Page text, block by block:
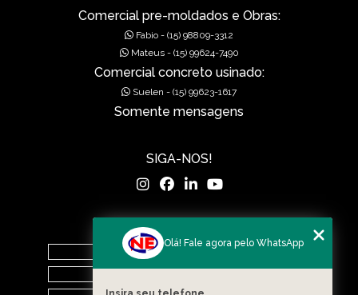
MUROS DE ALA PRÉ-MOLDADOS
MUROS EM CONCRETO
MUROS PRÉ FABRICADOS
PISOS DE CONCRETO
POÇOS DE VISITA PRÉ-MOLDADO
Comercial pre-moldados e Obras:
Fabio - (15) 98809-3312
Mateus - (15) 99624-7490
Comercial concreto usinado:
Suelen - (15) 99623-1617
Somente mensagens
SIGA-NOS!
Olá! Fale agora pelo WhatsApp